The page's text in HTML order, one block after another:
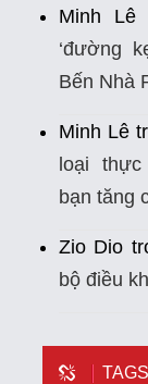
Minh Lê
‘đường
Bến Nhà
Minh Lê
loại
bạn tăng
Zio Dio
bộ điều
TAGS